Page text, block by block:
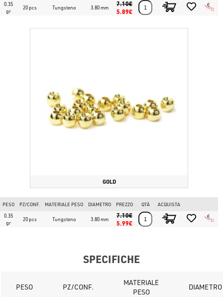
0.35
gr
20 pcs Tungsteno 3.80 mm
7.10€
5.89€
GOLD
PESO PZ/CONF. MATERIALE PESO DIAMETRO PREZZO QTÀ ACQUISTA
0.35
gr
20 pcs Tungsteno 3.80 mm
7.10€
5.99€
SPECIFICHE
PESO PZ/CONF.
MATERIALE
PESO
DIAMETRO